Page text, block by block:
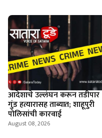
आदेशाचे उल्लंघन करून तडीपार
गुंड हत्यारासह ताब्यात; शाहूपुरी
पोलिसांची कारवाई
August 08, 2026